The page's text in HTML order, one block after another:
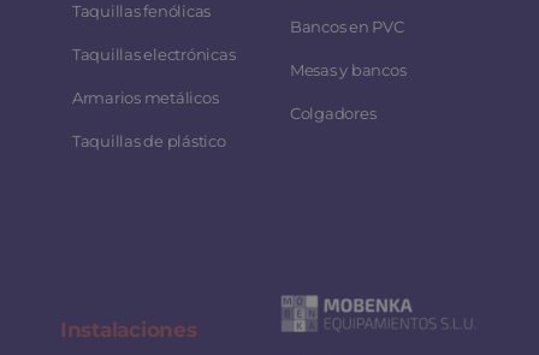
Taquillas fenólicas
Taquillas electrónicas
Armarios metálicos
Taquillas de plástico
Bancos en PVC
Mesas y bancos
Colgadores
Instalaciones